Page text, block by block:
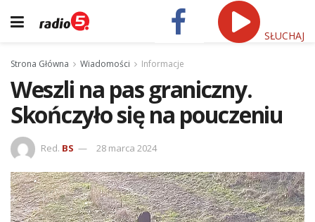
SŁUCHAJ
Strona Główna Wiadomości Informacje
Weszli na pas graniczny.
Skończyło się na pouczeniu
Red. BS 28 marca 2024